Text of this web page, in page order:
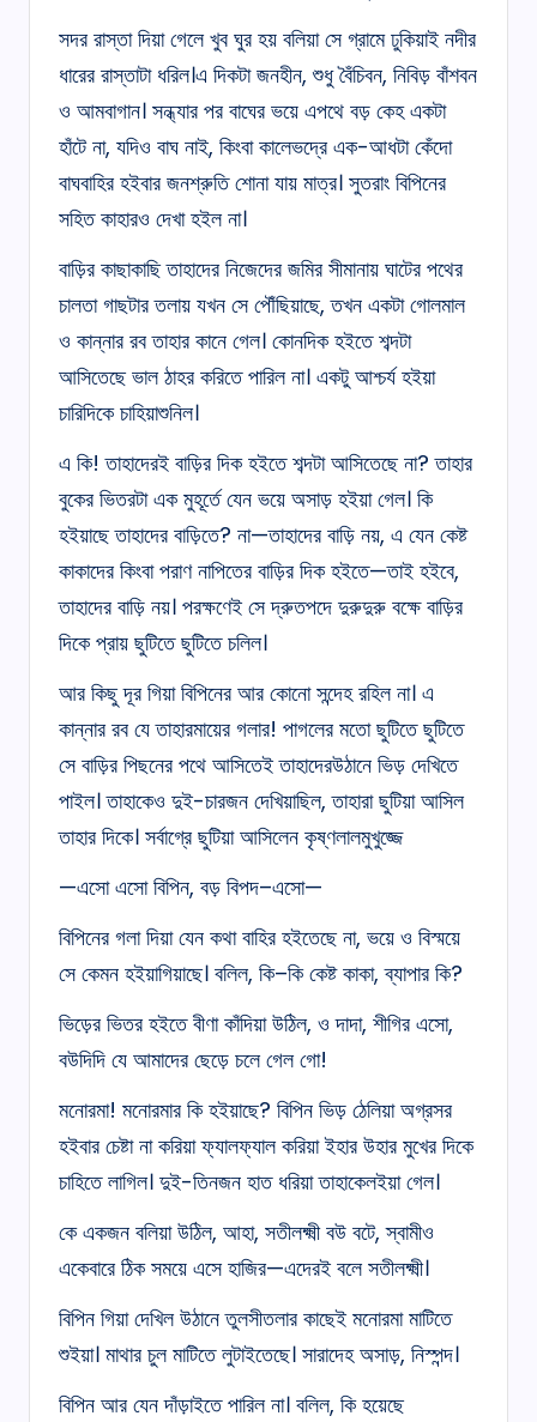
সদর রাস্তা দিয়া গেলে খুব ঘুর হয় বলিয়া সে গ্রামে ঢুকিয়াই নদীর
ধারের রাস্তাটা ধরিল।এ দিকটা জনহীন, শুধু বৈঁচিবন, নিবিড় বাঁশবন
ও আমবাগান। সন্ধ্যার পর বাঘের ভয়ে এপথে বড় কেহ একটা
হাঁটে না, যদিও বাঘ নাই, কিংবা কালেভদ্রে এক-আধটা কেঁদো
বাঘবাহির হইবার জনশ্রুতি শোনা যায় মাত্র। সুতরাং বিপিনের
সহিত কাহারও দেখা হইল না।
বাড়ির কাছাকাছি তাহাদের নিজেদের জমির সীমানায় ঘাটের পথের
চালতা গাছটার তলায় যখন সে পৌঁছিয়াছে, তখন একটা গোলমাল
ও কান্নার রব তাহার কানে গেল। কোনদিক হইতে শব্দটা
আসিতেছে ভাল ঠাহর করিতে পারিল না। একটু আশ্চর্য হইয়া
চারিদিকে চাহিয়াশুনিল।
এ কি! তাহাদেরই বাড়ির দিক হইতে শব্দটা আসিতেছে না? তাহার
বুকের ভিতরটা এক মুহূর্তে যেন ভয়ে অসাড় হইয়া গেল। কি
হইয়াছে তাহাদের বাড়িতে? না—তাহাদের বাড়ি নয়, এ যেন কেষ্ট
কাকাদের কিংবা পরাণ নাপিতের বাড়ির দিক হইতে—তাই হইবে,
তাহাদের বাড়ি নয়। পরক্ষণেই সে দ্রুতপদে দুরুদুরু বক্ষে বাড়ির
দিকে প্রায় ছুটিতে ছুটিতে চলিল।
আর কিছু দূর গিয়া বিপিনের আর কোনো সন্দেহ রহিল না। এ
কান্নার রব যে তাহারমায়ের গলার! পাগলের মতো ছুটিতে ছুটিতে
সে বাড়ির পিছনের পথে আসিতেই তাহাদেরউঠানে ভিড় দেখিতে
পাইল। তাহাকেও দুই-চারজন দেখিয়াছিল, তাহারা ছুটিয়া আসিল
তাহার দিকে। সর্বাগ্রে ছুটিয়া আসিলেন কৃষ্ণলালমুখুজ্জে
—এসো এসো বিপিন, বড় বিপদ–এসো—
বিপিনের গলা দিয়া যেন কথা বাহির হইতেছে না, ভয়ে ও বিস্ময়ে
সে কেমন হইয়াগিয়াছে। বলিল, কি–কি কেষ্ট কাকা, ব্যাপার কি?
ভিড়ের ভিতর হইতে বীণা কাঁদিয়া উঠিল, ও দাদা, শীগির এসো,
বউদিদি যে আমাদের ছেড়ে চলে গেল গো!
মনোরমা! মনোরমার কি হইয়াছে? বিপিন ভিড় ঠেলিয়া অগ্রসর
হইবার চেষ্টা না করিয়া ফ্যালফ্যাল করিয়া ইহার উহার মুখের দিকে
চাহিতে লাগিল। দুই-তিনজন হাত ধরিয়া তাহাকেলইয়া গেল।
কে একজন বলিয়া উঠিল, আহা, সতীলক্ষ্মী বউ বটে, স্বামীও
একেবারে ঠিক সময়ে এসে হাজির—এদেরই বলে সতীলক্ষ্মী।
বিপিন গিয়া দেখিল উঠানে তুলসীতলার কাছেই মনোরমা মাটিতে
শুইয়া। মাথার চুল মাটিতে লুটাইতেছে। সারাদেহ অসাড়, নিস্পন্দ।
বিপিন আর যেন দাঁড়াইতে পারিল না। বলিল, কি হয়েছে